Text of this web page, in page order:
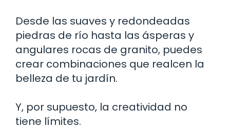
Desde las suaves y redondeadas
piedras de río hasta las ásperas y
angulares rocas de granito, puedes
crear combinaciones que realcen la
belleza de tu jardín.
Y, por supuesto, la creatividad no
tiene límites.